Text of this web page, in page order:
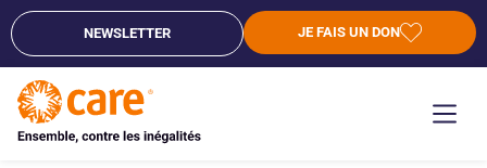
NEWSLETTER JE FAIS UN DON